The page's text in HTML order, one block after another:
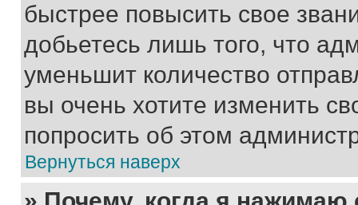
быстрее повысить свое
добьетесь лишь того, что
уменьшит количество
вы очень хотите изменить
попросить об этом
Вернуться наверх